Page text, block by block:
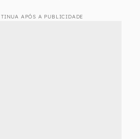
APÓS A PUBLICIDADE